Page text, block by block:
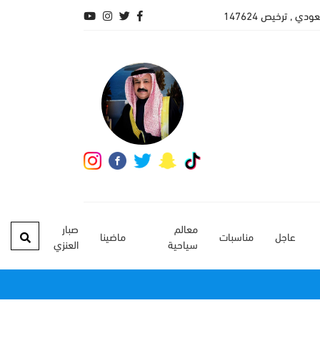
, ترخيص 147624
عاجل مناسبات
معالم
سياحية
ماضينا
صبار
العنزي